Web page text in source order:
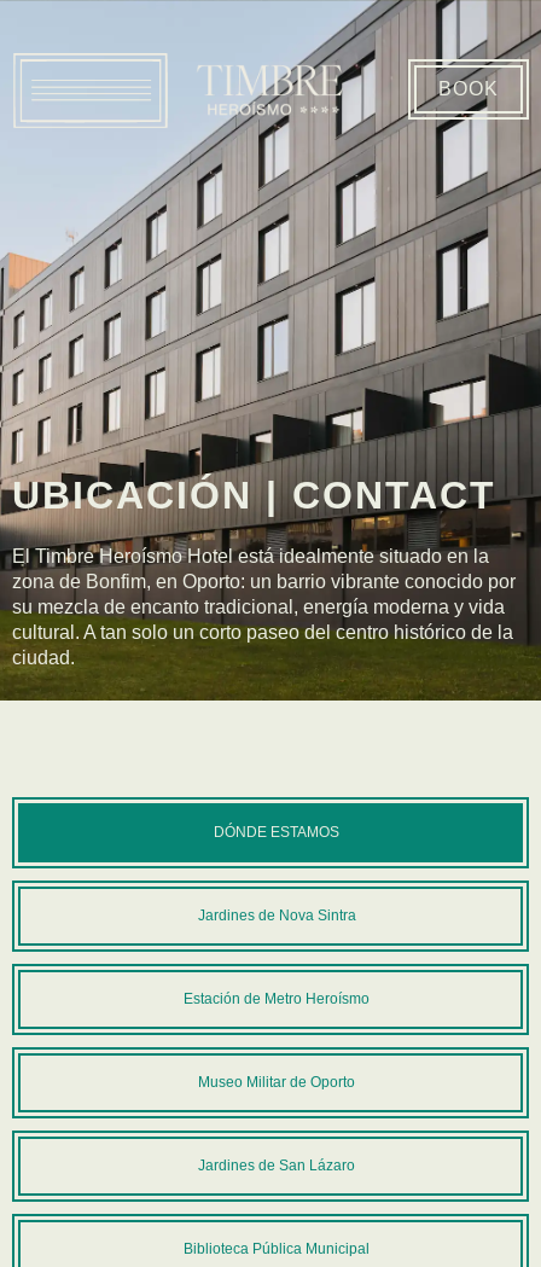
BOOK
UBICACIÓN | CONTACT
El Timbre Heroísmo Hotel está idealmente situado en la
zona de Bonfim, en Oporto: un barrio vibrante conocido por
su mezcla de encanto tradicional, energía moderna y vida
cultural. A tan solo un corto paseo del centro histórico de la
ciudad.
DÓNDE ESTAMOS
Jardines de Nova Sintra
Estación de Metro Heroísmo
Museo Militar de Oporto
Jardines de San Lázaro
Biblioteca Pública Municipal